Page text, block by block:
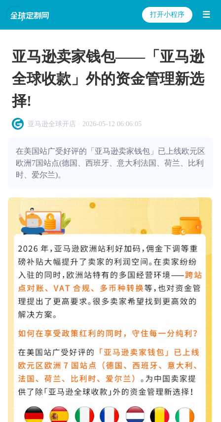
打开小程序 ☰
亚马逊卖家钱包——「亚马逊
全球收款」外的资金管理新选
择!
亚马逊全球开店 · 2026-05-12 06:06:05
在美国站广受好评的「亚马逊卖家钱包」已上线欧元区
欧洲7国站点(德国、西班牙、意大利法国、荷兰、比利
时、爱尔兰)。